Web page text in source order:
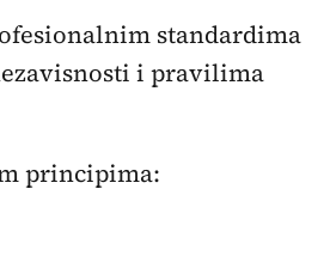
standardima
i pravilima
principima: